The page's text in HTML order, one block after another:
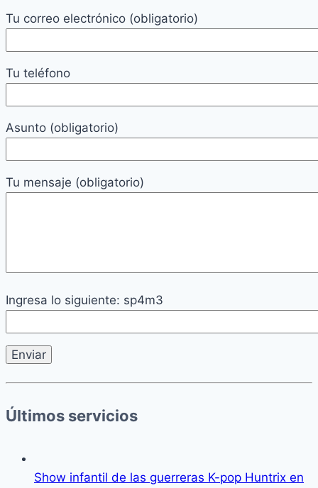
Tu correo electrónico (obligatorio)
Tu teléfono
Asunto (obligatorio)
Tu mensaje (obligatorio)
Ingresa lo siguiente: sp4m3
Últimos servicios
Show infantil de las guerreras K-pop Huntrix en